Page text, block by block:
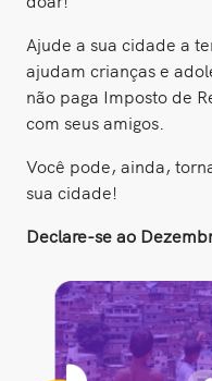
Ajude a sua cidade a
ajudam crianças e
não paga Imposto de
com seus amigos.
Você pode, ainda,
sua cidade!
Declare-se ao